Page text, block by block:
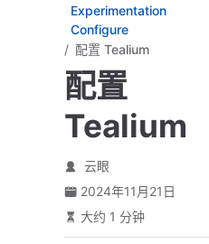
Experimentation
Configure
配置 Tealium
配置
Tealium
云眼
2024年11月21日
大约 1 分钟